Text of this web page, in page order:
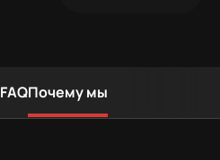
FAQПочему мы